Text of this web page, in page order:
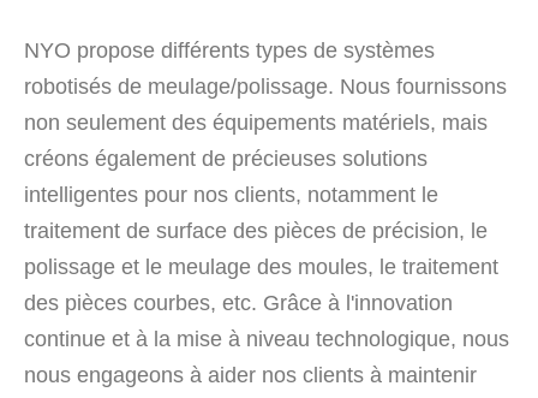
NYO propose différents types de systèmes
robotisés de meulage/polissage. Nous fournissons
non seulement des équipements matériels, mais
créons également de précieuses solutions
intelligentes pour nos clients, notamment le
traitement de surface des pièces de précision, le
polissage et le meulage des moules, le traitement
des pièces courbes, etc. Grâce à l'innovation
continue et à la mise à niveau technologique, nous
nous engageons à aider nos clients à maintenir